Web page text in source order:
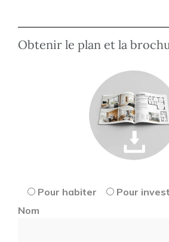
Obtenir le plan et la
Pour habiter
Pour
Nom